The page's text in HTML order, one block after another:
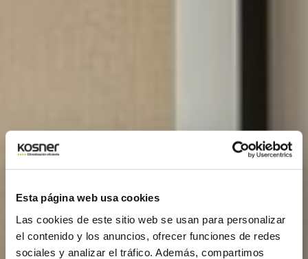
Esta página web usa cookies
Las cookies de este sitio web se usan para personalizar
el contenido y los anuncios, ofrecer funciones de redes
sociales y analizar el tráfico. Además, compartimos